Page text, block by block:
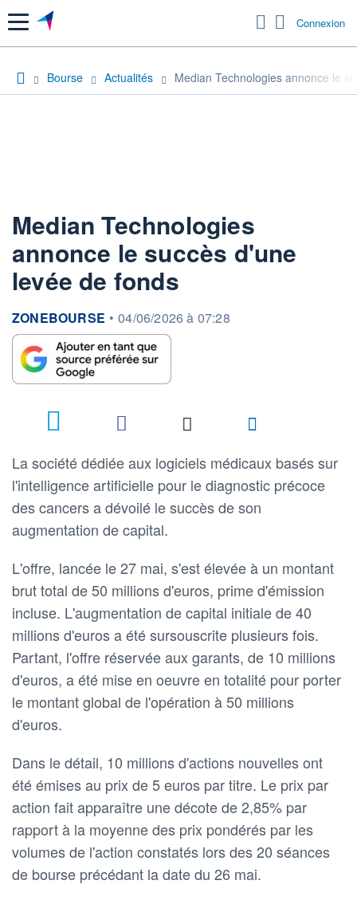
Menu Connexion
Bourse Actualités Median Technologies annonce le
Median Technologies
annonce le succès d'une
levée de fonds
information fournie par
ZONEBOURSE • 04/06/2026 à 07:28
La société dédiée aux logiciels médicaux basés sur
l'intelligence artificielle pour le diagnostic précoce
des cancers a dévoilé le succès de son
augmentation de capital.
L'offre, lancée le 27 mai, s'est élevée à un montant
brut total de 50 millions d'euros, prime d'émission
incluse. L'augmentation de capital initiale de 40
millions d'euros a été sursouscrite plusieurs fois.
Partant, l'offre réservée aux garants, de 10 millions
d'euros, a été mise en oeuvre en totalité pour porter
le montant global de l'opération à 50 millions
d'euros.
Dans le détail, 10 millions d'actions nouvelles ont
été émises au prix de 5 euros par titre. Le prix par
action fait apparaître une décote de 2,85% par
rapport à la moyenne des prix pondérés par les
volumes de l'action constatés lors des 20 séances
de bourse précédant la date du 26 mai.